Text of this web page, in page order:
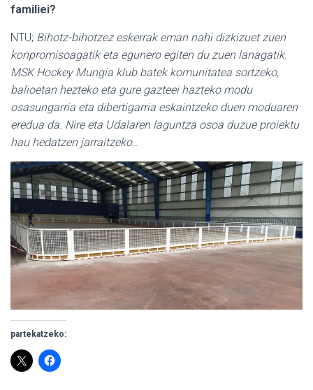
familiei?
NTU; Bihotz-bihotzez eskerrak eman nahi dizkizuet zuen
konpromisoagatik eta egunero egiten du zuen lanagatik.
MSK Hockey Mungia klub batek komunitatea sortzeko,
balioetan hezteko eta gure gazteei hazteko modu
osasungarria eta dibertigarria eskaintzeko duen moduaren
eredua da. Nire eta Udalaren laguntza osoa duzue proiektu
hau hedatzen jarraitzeko..
partekatzeko: